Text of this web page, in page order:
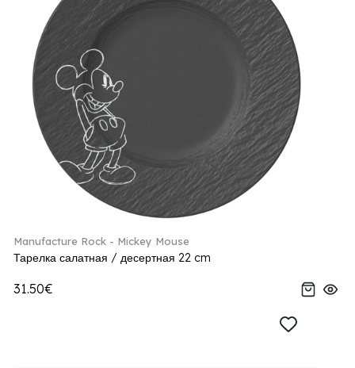
Manufacture Rock - Mickey Mouse
Тарелка салатная / десертная 22 cm
31.50€